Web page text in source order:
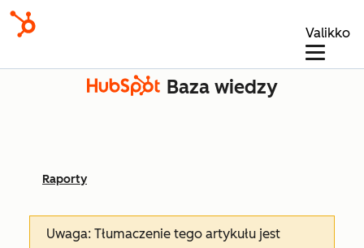
Valikko
Baza wiedzy
Raporty
Uwaga: Tłumaczenie tego artykułu jest